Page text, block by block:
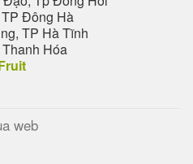
Đông Hà
TP Hà Tĩnh
Hóa
web